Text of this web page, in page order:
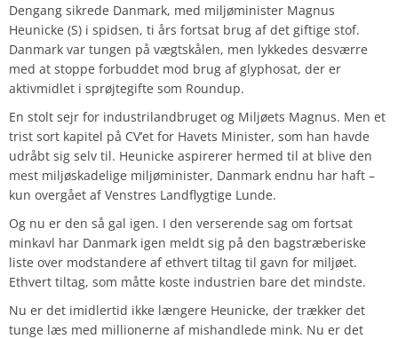
Dengang sikrede Danmark, med miljøminister Magnus
Heunicke (S) i spidsen, ti års fortsat brug af det giftige stof.
Danmark var tungen på vægtskålen, men lykkedes desværre
med at stoppe forbuddet mod brug af glyphosat, der er
aktivmidlet i sprøjtegifte som Roundup.
En stolt sejr for industrilandbruget og Miljøets Magnus. Men et
trist sort kapitel på CV’et for Havets Minister, som han havde
udråbt sig selv til. Heunicke aspirerer hermed til at blive den
mest miljøskadelige miljøminister, Danmark endnu har haft –
kun overgået af Venstres Landflygtige Lunde.
Og nu er den så gal igen. I den verserende sag om fortsat
minkavl har Danmark igen meldt sig på den bagstræberiske
liste over modstandere af ethvert tiltag til gavn for miljøet.
Ethvert tiltag, som måtte koste industrien bare det mindste.
Nu er det imidlertid ikke længere Heunicke, der trækker det
tunge læs med millionerne af mishandlede mink. Nu er det